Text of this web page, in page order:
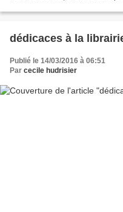
dédicaces à la
Publié le 14/03/2016 à 06:51
Par cecile hudrisier